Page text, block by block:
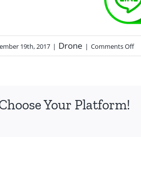
19th, 2017 | Drone | Comments Off
Your Platform!